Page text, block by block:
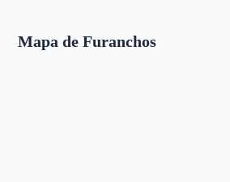
Mapa de Furanchos